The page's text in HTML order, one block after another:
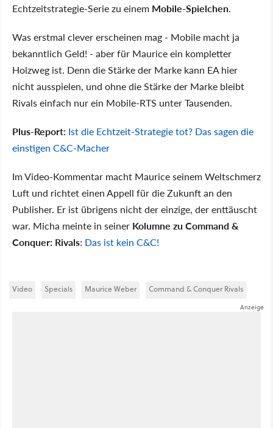
Echtzeitstrategie-Serie zu einem Mobile-Spielchen.
Was erstmal clever erscheinen mag - Mobile macht ja
bekanntlich Geld! - aber für Maurice ein kompletter
Holzweg ist. Denn die Stärke der Marke kann EA hier
nicht ausspielen, und ohne die Stärke der Marke bleibt
Rivals einfach nur ein Mobile-RTS unter Tausenden.
Plus-Report: Ist die Echtzeit-Strategie tot? Das sagen die
einstigen C&C-Macher
Im Video-Kommentar macht Maurice seinem Weltschmerz
Luft und richtet einen Appell für die Zukunft an den
Publisher. Er ist übrigens nicht der einzige, der enttäuscht
war. Micha meinte in seiner Kolumne zu Command &
Conquer: Rivals: Das ist kein C&C!
Video Specials Maurice Weber Command & Conquer Rivals